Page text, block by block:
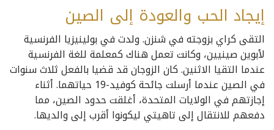
إيجاد الحب والعودة إلى الصين
التقى كراي بزوجته في شنزن. ولدت في بولينيزيا الفرنسية
لأبوين صينيين، وكانت تعمل هناك كمعلمة للغة الفرنسية
عندما التقيا الاثنين. كان الزوجان قد قضيا بالفعل ثلاث سنوات
في الصين عندما أرسلت جائحة كوفيد-19 حياتهما. أثناء
إجازتهم في الولايات المتحدة، أغلقت حدود الصين، مما
دفعهم للانتقال إلى تاهيتي ليكونوا أقرب إلى والديها.